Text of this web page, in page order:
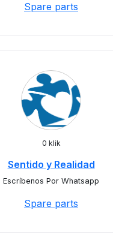
Spare parts
0 klik
Sentido y Realidad
Escríbenos Por Whatsapp
Spare parts